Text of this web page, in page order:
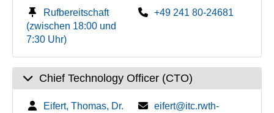
Rufbereitschaft
(zwischen 18:00 und
7:30 Uhr)
+49 241 80-24681
Chief Technology Officer (CTO)
Eifert, Thomas, Dr.
eifert@itc.rwth-